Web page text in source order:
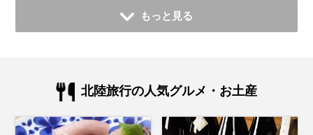
もっと見る
北陸旅行の人気グルメ・お土産